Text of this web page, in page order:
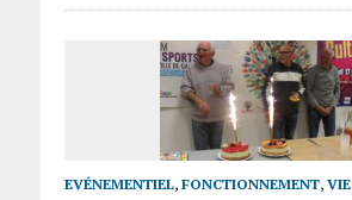
EVÉNEMENTIEL, FONCTIONNEMENT,